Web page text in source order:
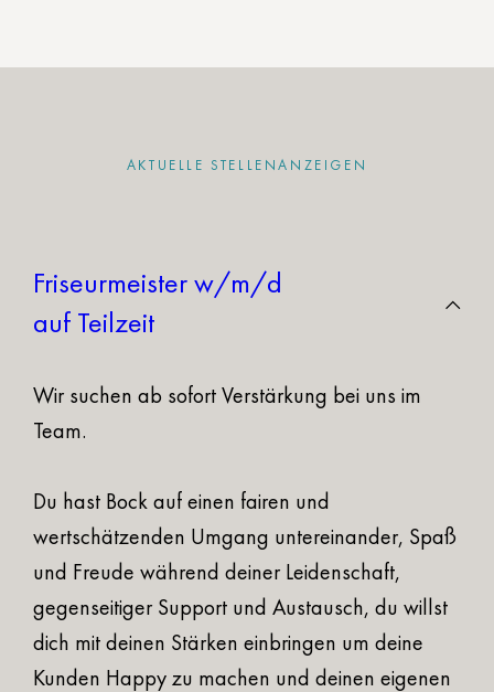
AKTUELLE STELLENANZEIGEN
Friseurmeister w/m/d
auf Teilzeit
Wir suchen ab sofort Verstärkung bei uns im
Team.
Du hast Bock auf einen fairen und
wertschätzenden Umgang untereinander, Spaß
und Freude während deiner Leidenschaft,
gegenseitiger Support und Austausch, du willst
dich mit deinen Stärken einbringen um deine
Kunden Happy zu machen und deinen eigenen